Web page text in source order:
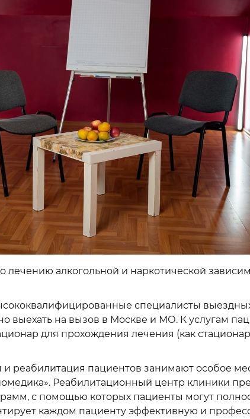
лечению алкогольной и наркотической
специалисты
выехать на вызов в Москве и МО. К услугам
для прохождения лечения (как
реабилитация пациентов занимают особое
Реабилитационный центр клиники
с помощью которых пациенты могут
каждом пациенту эффективную и